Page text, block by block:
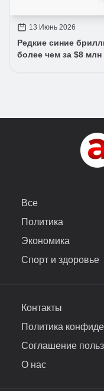
13 Июнь 2026
Редкие синие
более чем за $8 млн
Все
Политика
Экономика
Спорт и здоровье
Контакты
Политика
Соглашение
О нас